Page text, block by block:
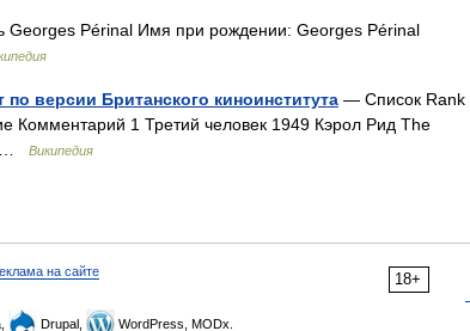
Périnal Имя при рождении: Georges Périnal
версии Британского киноинститута — Список Rank
Комментарий 1 Третий человек 1949 Кэрол Рид The
…
Википедия
18+
на сайте
Drupal, WordPress, MODx.